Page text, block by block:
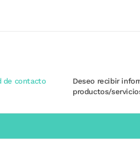
de contacto
Deseo recibir
productos/